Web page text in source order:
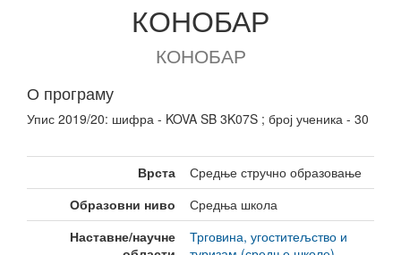
КОНОБАР
КОНОБАР
О програму
Упис 2019/20: шифра - KOVA SB 3K07S ; број ученика - 30
Врста
Средње стручно образовање
Образовни ниво
Средња школа
Наставне/научне
Трговина, угоститељство и